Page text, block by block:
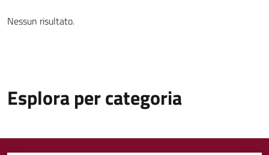
Nessun risultato.
Esplora per categoria